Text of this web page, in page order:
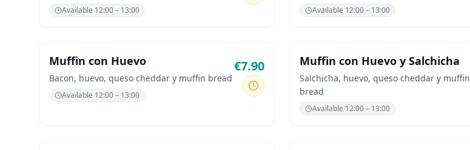
rúcula, hash browns y alubias con
tostadas.
Available 12:00 – 13:00 Available 12:00 – 13:00
Muffin con Huevo
Bacon, huevo, queso cheddar y muffin bread
Available 12:00 – 13:00
€7.90 Muffin con Huevo y Salchicha
Salchicha, huevo, queso cheddar y muffin
bread
Available 12:00 – 13:00